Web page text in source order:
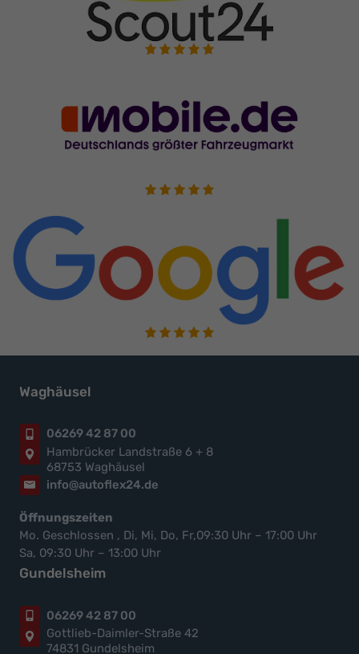
Waghäusel
06269 42 87 00
Hambrücker Landstraße 6 + 8
68753 Waghäusel
info@autoflex24.de
Öffnungszeiten
Mo. Geschlossen , Di, Mi, Do, Fr,09:30 Uhr – 17:00 Uhr
Sa, 09:30 Uhr – 13:00 Uhr
Gundelsheim
06269 42 87 00
Gottlieb-Daimler-Straße 42
74831 Gundelsheim